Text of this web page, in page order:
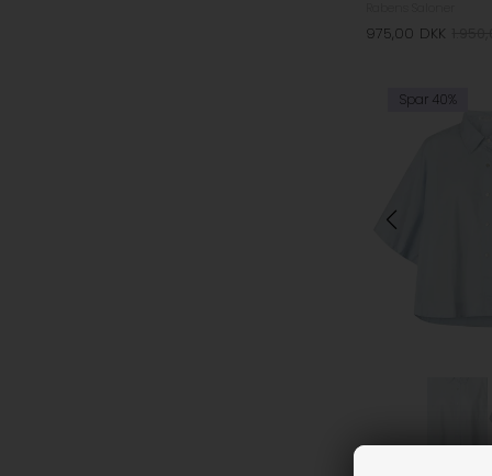
975,00 DKK
Spar 40%